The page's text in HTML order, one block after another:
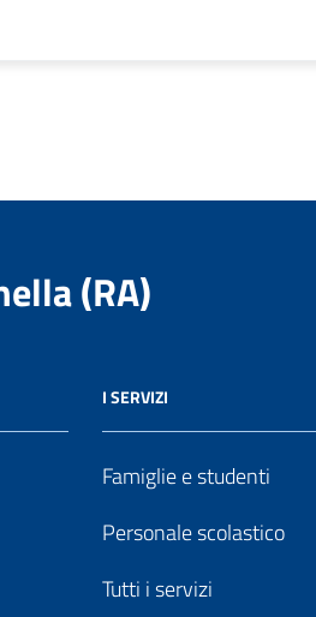
(RA)
I SERVIZI
Famiglie e studenti
Personale scolastico
Tutti i servizi